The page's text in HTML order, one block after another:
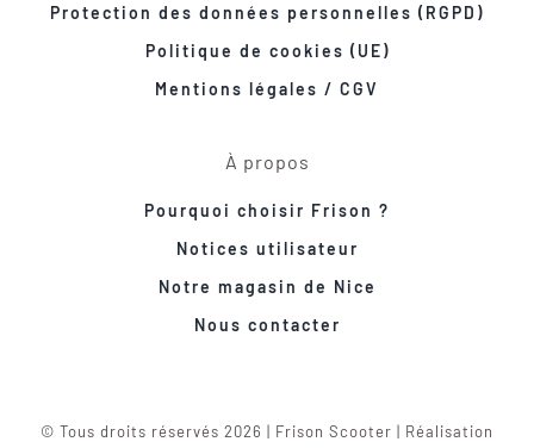
Protection des données personnelles (RGPD)
Politique de cookies (UE)
Mentions légales / CGV
À propos
Pourquoi choisir Frison ?
Notices utilisateur
Notre magasin de Nice
Nous contacter
© Tous droits réservés 2026 | Frison Scooter | Réalisation